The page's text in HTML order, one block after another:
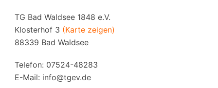
TG Bad Waldsee 1848 e.V.
Klosterhof 3 (Karte zeigen)
88339 Bad Waldsee
Telefon: 07524-48283
E-Mail: info@tgev.de